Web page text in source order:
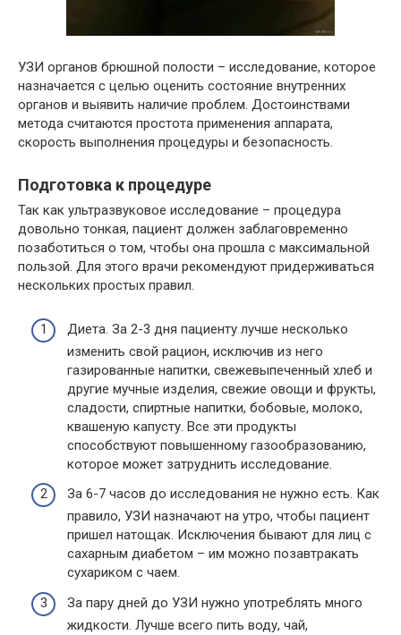
УЗИ органов брюшной полости – исследование, которое
назначается с целью оценить состояние внутренних
органов и выявить наличие проблем. Достоинствами
метода считаются простота применения аппарата,
скорость выполнения процедуры и безопасность.
Подготовка к процедуре
Так как ультразвуковое исследование – процедура
довольно тонкая, пациент должен заблаговременно
позаботиться о том, чтобы она прошла с максимальной
пользой. Для этого врачи рекомендуют придерживаться
нескольких простых правил.
Диета. За 2-3 дня пациенту лучше несколько
изменить свой рацион, исключив из него
газированные напитки, свежевыпеченный хлеб и
другие мучные изделия, свежие овощи и фрукты,
сладости, спиртные напитки, бобовые, молоко,
квашеную капусту. Все эти продукты
способствуют повышенному газообразованию,
которое может затруднить исследование.
За 6-7 часов до исследования не нужно есть. Как
правило, УЗИ назначают на утро, чтобы пациент
пришел натощак. Исключения бывают для лиц с
сахарным диабетом – им можно позавтракать
сухариком с чаем.
За пару дней до УЗИ нужно употреблять много
жидкости. Лучше всего пить воду, чай,